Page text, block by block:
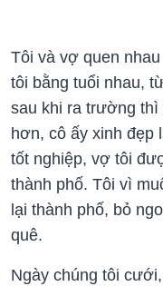
Tôi và vợ quen
tôi bằng tuổi nhau,
sau khi ra trường
hơn, cô ấy xinh đẹp
tốt nghiệp, vợ tôi
thành phố. Tôi vì
lại thành phố, bỏ
quê.
Ngày chúng tôi